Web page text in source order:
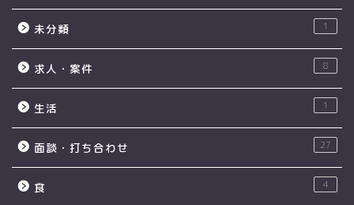
未分類 1
求人・案件 8
生活 1
面談・打ち合わせ 27
食 4